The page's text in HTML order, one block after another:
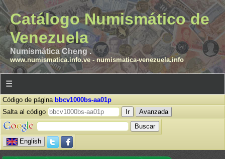
Catálogo Numismático de
Venezuela
Numismática Cheng .
www.numismatica.info.ve- numismatica-venezuela.info
☰
Código de página bbcv1000bs-aa01p
Salta al código
Avanzada
English